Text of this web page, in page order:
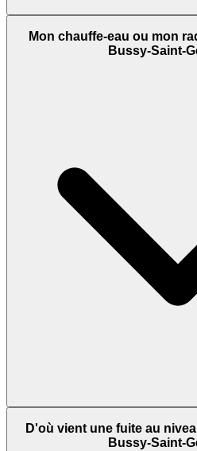
Mon chauffe-eau ou mon
Bussy-Saint-
D'où vient une fuite au
Bussy-Saint-